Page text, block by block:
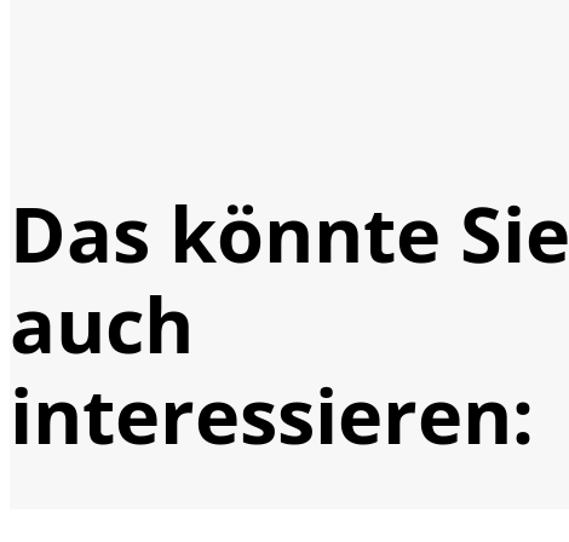
Das könnte Sie
auch
interessieren: